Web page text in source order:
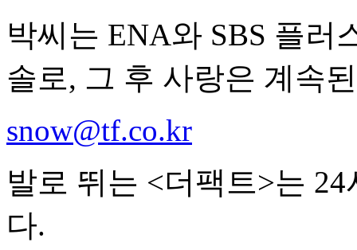
박씨는 ENA와 SBS 플러
솔로, 그 후 사랑은 계속
snow@tf.co.kr
발로 뛰는 <더팩트>는
다.